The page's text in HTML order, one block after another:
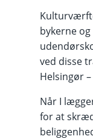
bykerne
ved disse
Helsingør
Når I
for at